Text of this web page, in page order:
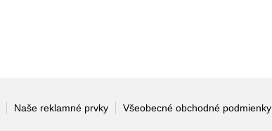
Naše reklamné prvky Všeobecné obchodné podmienky